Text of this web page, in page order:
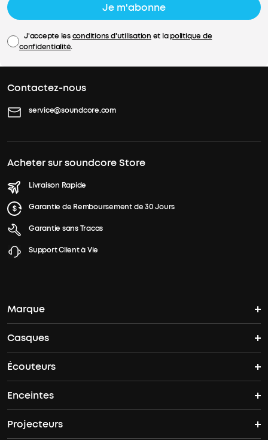
Je m'abonne
J'accepte lesconditions d'utilisation et lapolitique de
confidentialité.
Contactez-nous
service@soundcore.com
Acheter sur soundcore Store
Livraison Rapide
Garantie de Remboursement de 30 Jours
Garantie sans Tracas
Support Client à Vie
Marque
L'histoire de soundcore
Où acheter
Offres groupées
soundcore Care
Casques
Casques Bluetooth
Casques Antibruit
Space 2
Écouteurs
Écouteurs sans fil
Liberty 5 Pro Max
Enceintes
Enceintes Bluetooth
Projecteurs